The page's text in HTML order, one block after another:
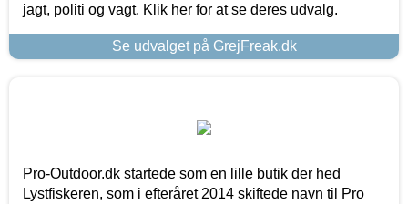
jagt, politi og vagt. Klik her for at se deres udvalg.
Se udvalget på GrejFreak.dk
Pro-Outdoor.dk startede som en lille butik der hed
Lystfiskeren, som i efteråret 2014 skiftede navn til Pro